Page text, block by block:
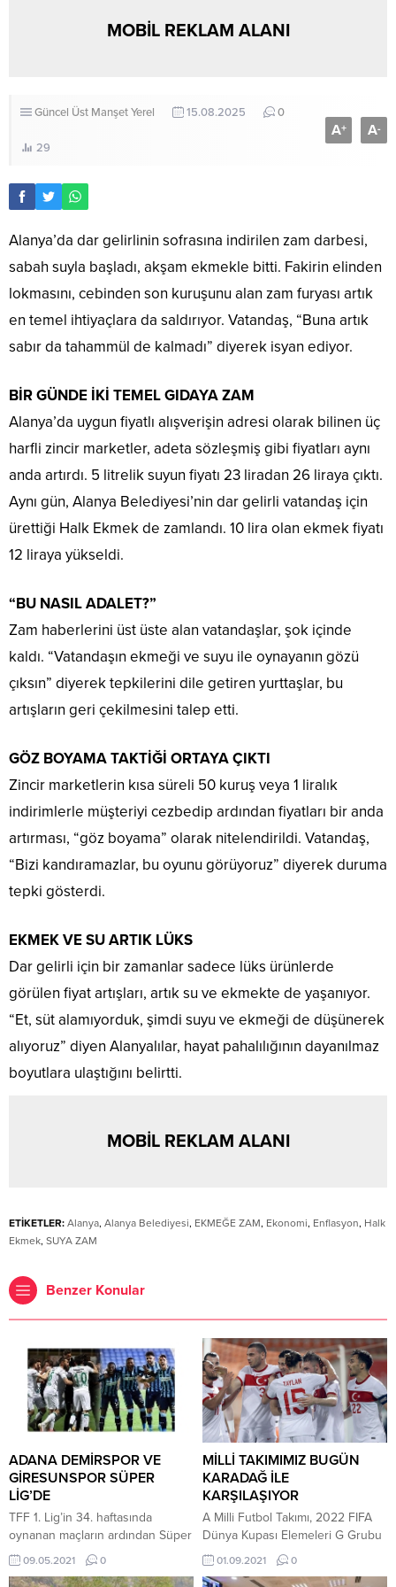
MOBİL REKLAM ALANI
Güncel Üst ManşetYerel 15.08.2025 0
29
A+ A-
Alanya’da dar gelirlinin sofrasına indirilen zam darbesi,
sabah suyla başladı, akşam ekmekle bitti. Fakirin elinden
lokmasını, cebinden son kuruşunu alan zam furyası artık
en temel ihtiyaçlara da saldırıyor. Vatandaş, “Buna artık
sabır da tahammül de kalmadı” diyerek isyan ediyor.
BİR GÜNDE İKİ TEMEL GIDAYA ZAM
Alanya’da uygun fiyatlı alışverişin adresi olarak bilinen üç
harfli zincir marketler, adeta sözleşmiş gibi fiyatları aynı
anda artırdı. 5 litrelik suyun fiyatı 23 liradan 26 liraya çıktı.
Aynı gün, Alanya Belediyesi’nin dar gelirli vatandaş için
ürettiği Halk Ekmek de zamlandı. 10 lira olan ekmek fiyatı
12 liraya yükseldi.
“BU NASIL ADALET?”
Zam haberlerini üst üste alan vatandaşlar, şok içinde
kaldı. “Vatandaşın ekmeği ve suyu ile oynayanın gözü
çıksın” diyerek tepkilerini dile getiren yurttaşlar, bu
artışların geri çekilmesini talep etti.
GÖZ BOYAMA TAKTİĞİ ORTAYA ÇIKTI
Zincir marketlerin kısa süreli 50 kuruş veya 1 liralık
indirimlerle müşteriyi cezbedip ardından fiyatları bir anda
artırması, “göz boyama” olarak nitelendirildi. Vatandaş,
“Bizi kandıramazlar, bu oyunu görüyoruz” diyerek duruma
tepki gösterdi.
EKMEK VE SU ARTIK LÜKS
Dar gelirli için bir zamanlar sadece lüks ürünlerde
görülen fiyat artışları, artık su ve ekmekte de yaşanıyor.
“Et, süt alamıyorduk, şimdi suyu ve ekmeği de düşünerek
alıyoruz” diyen Alanyalılar, hayat pahalılığının dayanılmaz
boyutlara ulaştığını belirtti.
MOBİL REKLAM ALANI
ETİKETLER: Alanya, Alanya Belediyesi, EKMEĞE ZAM, Ekonomi, Enflasyon, Halk
Ekmek, SUYA ZAM
Benzer Konular
ADANA DEMİRSPOR VE
GİRESUNSPOR SÜPER
LİG’DE
TFF 1. Lig’in 34. haftasında
oynanan maçların ardından Süper
Lig biletini alan takımlar belli oldu.
Aynı saatte başlayan
09.05.2021 0
MİLLİ TAKIMIMIZ BUGÜN
KARADAĞ İLE
KARŞILAŞIYOR
A Milli Futbol Takımı, 2022 FIFA
Dünya Kupası Elemeleri G Grubu
dördüncü maçında bugün
Karadağ’ı konuk edecek. Beşiktaş
01.09.2021 0